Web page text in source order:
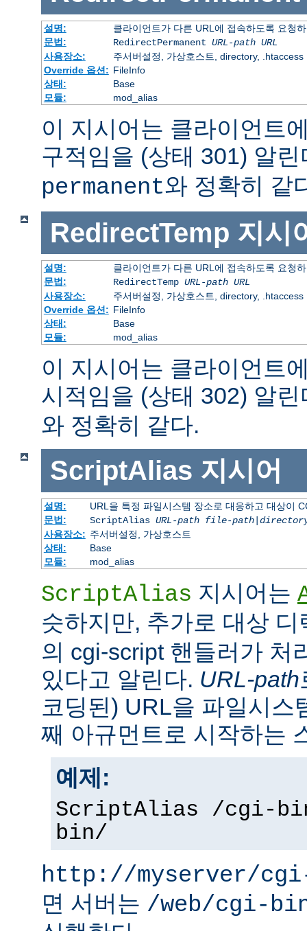
설명:
클라이언트가 다른 URL에 접속하도록 요청
문법:
RedirectPermanent URL-path URL
사용장소:
주서버설정, 가상호스트, directory, .htaccess
Override 옵션: FileInfo
상태:
Base
모듈:
mod_alias
이 지시어는 클라이언트
구적임을 (상태 301) 알
permanent와 정확히 같
RedirectTemp 지시
설명:
클라이언트가 다른 URL에 접속하도록 요청
문법:
RedirectTemp URL-path URL
사용장소:
주서버설정, 가상호스트, directory, .htaccess
Override 옵션: FileInfo
상태:
Base
모듈:
mod_alias
이 지시어는 클라이언트
시적임을 (상태 302) 알
와 정확히 같다.
ScriptAlias 지시어
설명:
URL을 특정 파일시스템 장소로 대응하고 대상이
문법:
ScriptAlias URL-path file-path|
사용장소: 주서버설정, 가상호스트
상태:
Base
모듈:
mod_alias
ScriptAlias 지시어는
슷하지만, 추가로 대상
의 cgi-script 핸들러가 처
있다고 알린다. URL-path
코딩된) URL을 파일시스
째 아규먼트로 시작하는
예제:
ScriptAlias /cgi-
bin/
http://myserver/
면 서버는 /web/cgi-